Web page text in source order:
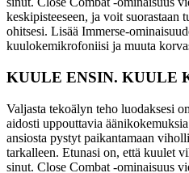
keskipisteeseen, ja voit
ohitsesi. Lisää Immerse-
kuulokemikrofoniisi ja muuta
KUULE ENSIN. KUULE
Valjasta tekoälyn teho luodaksesi
aidosti uppouttavia
ansiosta pystyt paikantamaan
tarkalleen. Etunasi on, että kuulet
sinut. Close Combat -ominaisuus